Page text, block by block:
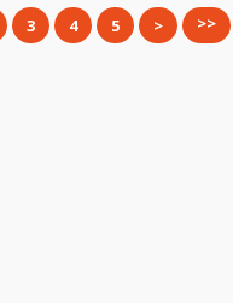
3 4 5 > >>